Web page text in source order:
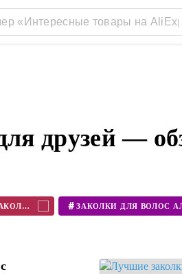
друзей —
АЛИЭКСПРЕСС ЗАКОЛКИ #